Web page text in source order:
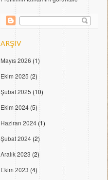
ARŞIV
Mayıs 2026 (1)
Ekim 2025 (2)
Şubat 2025 (10)
Ekim 2024 (5)
Haziran 2024(1)
Şubat 2024 (2)
Aralık 2023 (2)
Ekim 2023 (4)